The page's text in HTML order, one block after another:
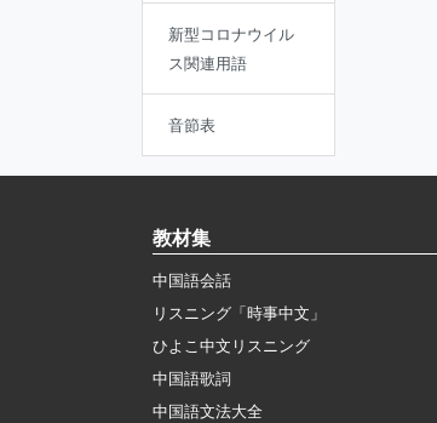
新型コロナウイル
ス関連用語
音節表
教材集
中国語会話
リスニング「時事中文」
ひよこ中文リスニング
中国語歌詞
中国語文法大全